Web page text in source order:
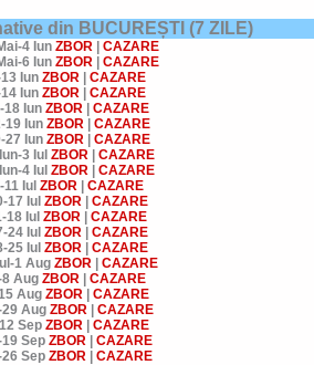
din BUCUREȘTI (7 ZILE)
4 Iun ZBOR | CAZARE
6 Iun ZBOR | CAZARE
Iun ZBOR | CAZARE
Iun ZBOR | CAZARE
18 Iun ZBOR | CAZARE
19 Iun ZBOR | CAZARE
27 Iun ZBOR | CAZARE
3 Iul ZBOR | CAZARE
4 Iul ZBOR | CAZARE
11 Iul ZBOR | CAZARE
17 Iul ZBOR | CAZARE
18 Iul ZBOR | CAZARE
24 Iul ZBOR | CAZARE
25 Iul ZBOR | CAZARE
1 Aug ZBOR | CAZARE
8 Aug ZBOR | CAZARE
Aug ZBOR | CAZARE
Aug ZBOR | CAZARE
Sep ZBOR | CAZARE
19 Sep ZBOR | CAZARE
26 Sep ZBOR | CAZARE